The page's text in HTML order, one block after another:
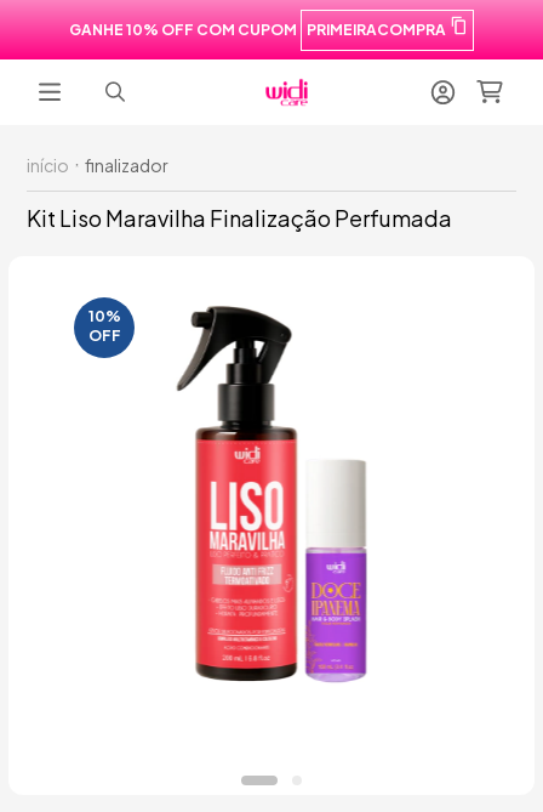
GANHE 10% OFF COM CUPOM PRIMEIRACOMPRA
início finalizador
Kit Liso Maravilha Finalização Perfumada
10%
OFF